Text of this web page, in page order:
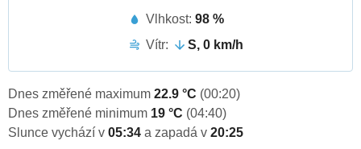
Vlhkost: 98 %
Vítr:
S, 0 km/h
Dnes změřené maximum 22.9 °C (00:20)
Dnes změřené minimum 19 °C (04:40)
Slunce vychází v 05:34 a zapadá v 20:25